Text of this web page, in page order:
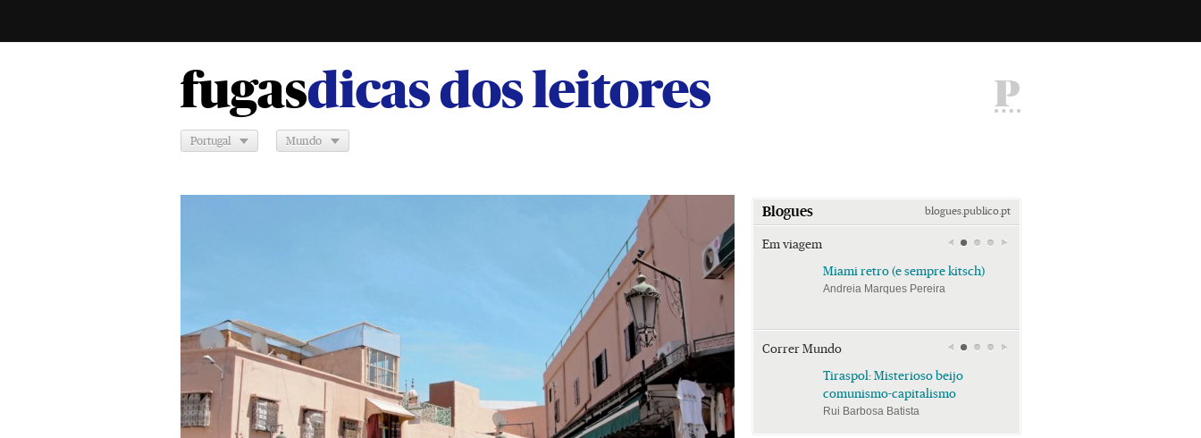
fugasdicas dos leitores P
Portugal Mundo
Blogues blogues.publico.pt
Em viagem
Miami retro (e sempre kitsch)
Andreia Marques Pereira
Correr Mundo
Tiraspol: Misterioso beijo
comunismo-capitalismo
Rui Barbosa Batista